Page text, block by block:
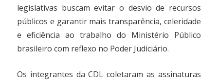
legislativas buscam evitar o desvio de recursos
públicos e garantir mais transparência, celeridade
e eficiência ao trabalho do Ministério Público
brasileiro com reflexo no Poder Judiciário.
Os integrantes da CDL coletaram as assinaturas